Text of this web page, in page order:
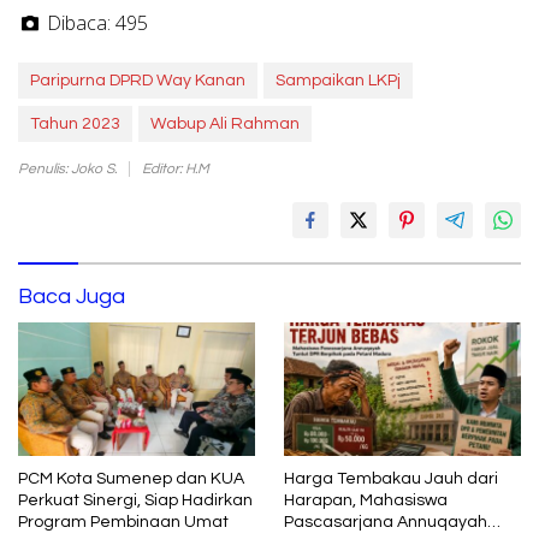
Dibaca: 495
Paripurna DPRD Way Kanan Sampaikan LKPj
Tahun 2023 Wabup Ali Rahman
Penulis: Joko S. Editor: H.M
Baca Juga
PCM Kota Sumenep dan KUA
Perkuat Sinergi, Siap Hadirkan
Program Pembinaan Umat
Harga Tembakau Jauh dari
Harapan, Mahasiswa
Pascasarjana Annuqayah